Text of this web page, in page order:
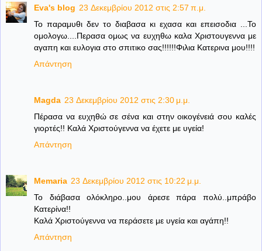
Eva's blog 23 Δεκεμβρίου 2012 στις 2:57 π.μ.
Το παραμυθι δεν το διαβασα κι εχασα και επεισοδια ...Το
ομολογω....Περασα ομως να ευχηθω καλα Χριστουγεννα με
αγαπη και ευλογια στο σπιτικο σας!!!!!!Φιλια Κατερινα μου!!!!
Απάντηση
Magda 23 Δεκεμβρίου 2012 στις 2:30 μ.μ.
Πέρασα να ευχηθώ σε σένα και στην οικογένειά σου καλές
γιορτές!! Καλά Χριστούγεννα να έχετε με υγεία!
Απάντηση
Memaria 23 Δεκεμβρίου 2012 στις 10:22 μ.μ.
Το διάβασα ολόκληρο..μου άρεσε πάρα πολύ..μπράβο
Κατερίνα!!
Καλά Χριστούγεννα να περάσετε με υγεία και αγάπη!!
Απάντηση